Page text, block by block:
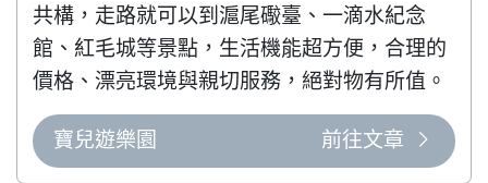
共構，走路就可以到滬尾礮臺、一滴水紀念
館、紅毛城等景點，生活機能超方便，合理的
價格、漂亮環境與親切服務，絕對物有所值。
寶兒遊樂園 前往文章